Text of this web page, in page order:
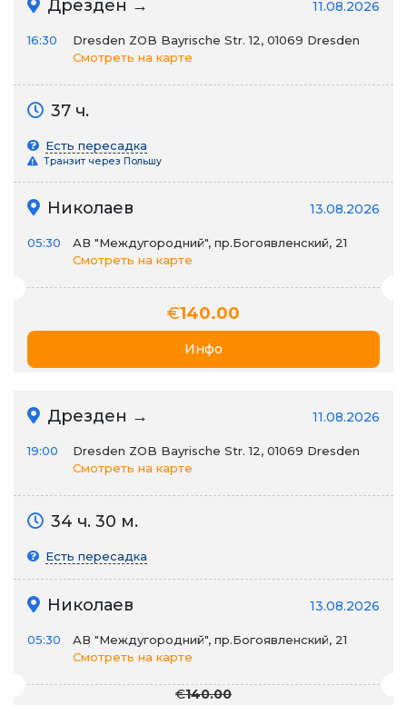
Дрезден → 11.08.2026
16:30
Dresden ZOB Bayrische Str. 12, 01069 Dresden
Смотреть на карте
37 ч.
Есть пересадка
Транзит через Польшу
Николаев 13.08.2026
05:30
АВ "Междугородний", пр.Богоявленский, 21
Смотреть на карте
€140.00
Инфо
Дрезден → 11.08.2026
19:00
Dresden ZOB Bayrische Str. 12, 01069 Dresden
Смотреть на карте
34 ч. 30 м.
Есть пересадка
Николаев 13.08.2026
05:30
АВ "Междугородний", пр.Богоявленский, 21
Смотреть на карте
€140.00